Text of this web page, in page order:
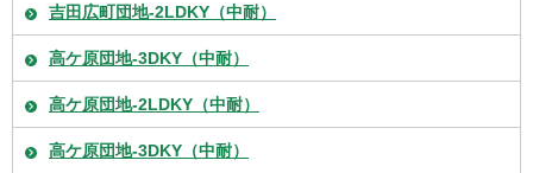
吉田広町団地-2LDKY（中耐）
高ケ原団地-3DKY（中耐）
高ケ原団地-2LDKY（中耐）
高ケ原団地-3DKY（中耐）